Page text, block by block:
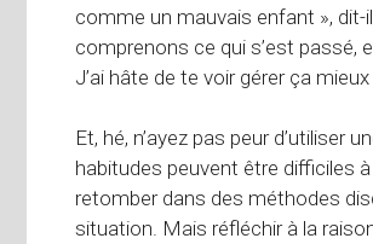
comme un mauvais enfant », dit-
comprenons ce qui s’est passé,
J’ai hâte de te voir gérer ça
Et, hé, n’ayez pas peur
habitudes peuvent être difficiles
retomber dans des méthodes
situation. Mais réfléchir à la